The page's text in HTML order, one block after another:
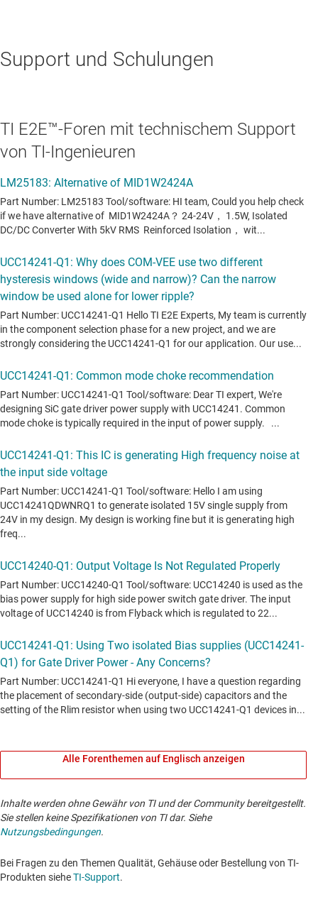
Support und Schulungen
TI E2E™-Foren mit technischem Support
von TI-Ingenieuren
Alle Forenthemen auf Englisch anzeigen
Inhalte werden ohne Gewähr von TI und der Community bereitgestellt.
Sie stellen keine Spezifikationen von TI dar. Siehe
Nutzungsbedingungen.
Bei Fragen zu den Themen Qualität, Gehäuse oder Bestellung von TI-
Produkten sieheTI-Support. ​​​​​​​​​​​​​​